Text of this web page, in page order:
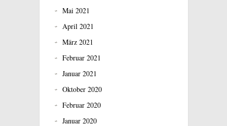
Mai 2021
April 2021
März 2021
Februar 2021
Januar 2021
Oktober 2020
Februar 2020
Januar 2020